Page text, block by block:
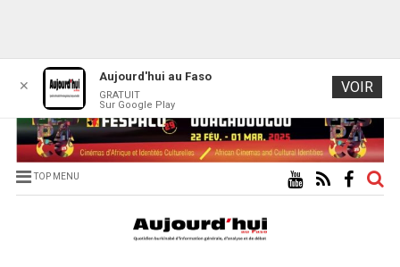
TOP MENU
✕
Aujourd'hui au Faso
GRATUIT
Sur Google Play
VOIR